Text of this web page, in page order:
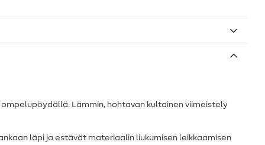
Lämmin, hohtavan kultainen viimeistely
läpi ja estävät materiaalin liukumisen leikkaamisen